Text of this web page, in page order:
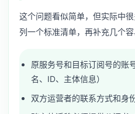
这个问题看似简单，但实际中
列一个标准清单，再补充几个容
原服务号和目标订阅号的账
名、ID、主体信息）
双方运营者的联系方式和身